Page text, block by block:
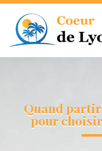
Quand partir
pour